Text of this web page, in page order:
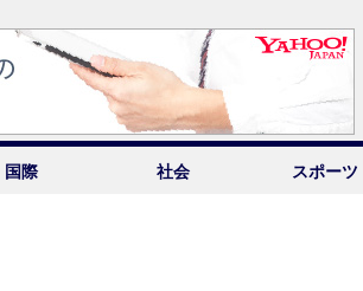
国際 社会 スポーツ